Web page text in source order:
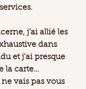
j’ai allié les
dans
et j’ai presque
la carte…
vais pas vous